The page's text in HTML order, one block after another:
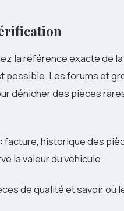
la référence exacte de
possible. Les forums et
dénicher des pièces
facture, historique des
la valeur du véhicule.
de qualité et savoir où